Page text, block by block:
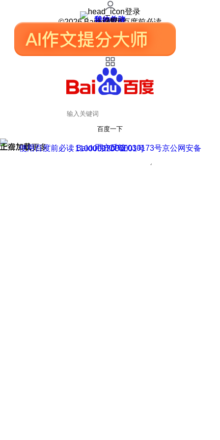
登录
我的关注
我的收藏
皮肤中心
用户反馈
设置
©2026 Baidu 使用百度前必读
百度一下
正在加载
上滑加载更多 用户反馈
使用百度前必读 Baidu 京ICP证030173号
京公网安备11000002000001号